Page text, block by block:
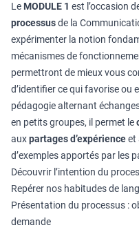
Le MODULE 1 est l’occasion
processusde la
expérimenter la notion
mécanismes de
permettront de mieux vous
d’identifier ce qui favorise ou
pédagogie alternant
en petits groupes, il permet le
auxpartages d’expérienceet
d’exemples apportés par les
Découvrir l’intention du
Repérer nos habitudes de
Présentation du processus :
demande